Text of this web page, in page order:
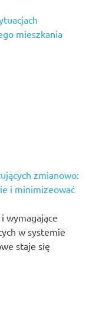
mieszkania
zmianowo:
i minimizeować
wymagające
w systemie
staje się